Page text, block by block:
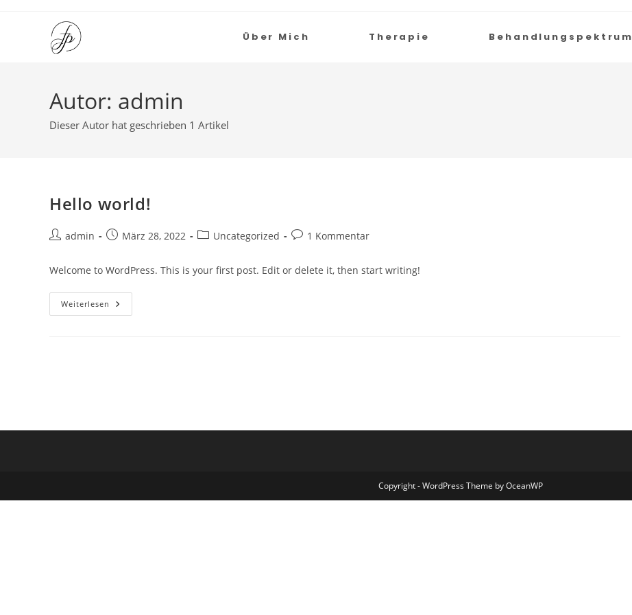
Über Mich Therapie Behandlungspektrum
Autor: admin
Dieser Autor hat geschrieben 1 Artikel
Hello world!
admin März 28, 2022 Uncategorized 1 Kommentar
Welcome to WordPress. This is your first post. Edit or delete it, then start writing!
Weiterlesen
Copyright - WordPress Theme by OceanWP